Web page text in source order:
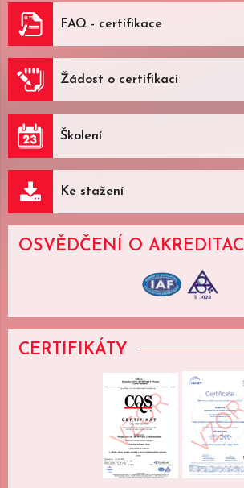
FAQ - certifikace
Žádost o certifikaci
Školení
Ke stažení
OSVĚDČENÍ O AKREDITACI
CERTIFIKÁTY